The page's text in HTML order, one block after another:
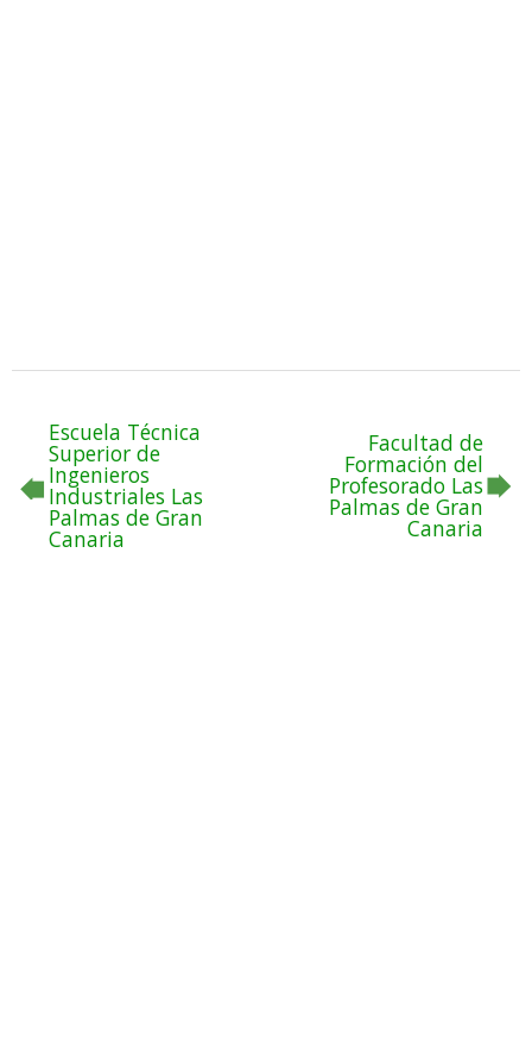
Escuela Técnica
Superior de
Ingenieros
Industriales Las
Palmas de Gran
Canaria
Facultad de
Formación del
Profesorado Las
Palmas de Gran
Canaria